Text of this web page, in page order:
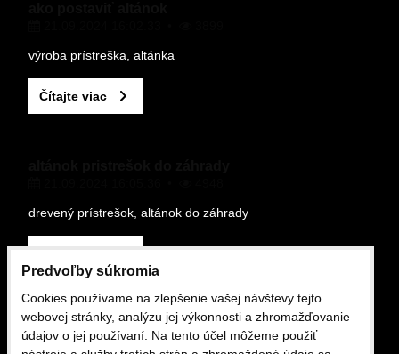
výroba prístreška, altánka
Čítajte viac
drevený prístrešok, altánok do záhrady
OBCHODNÉ PODMIENKY
Predvoľby súkromia
Cookies používame na zlepšenie vašej návštevy tejto
webovej stránky, analýzu jej výkonnosti a zhromažďovanie
údajov o jej používaní. Na tento účel môžeme použiť